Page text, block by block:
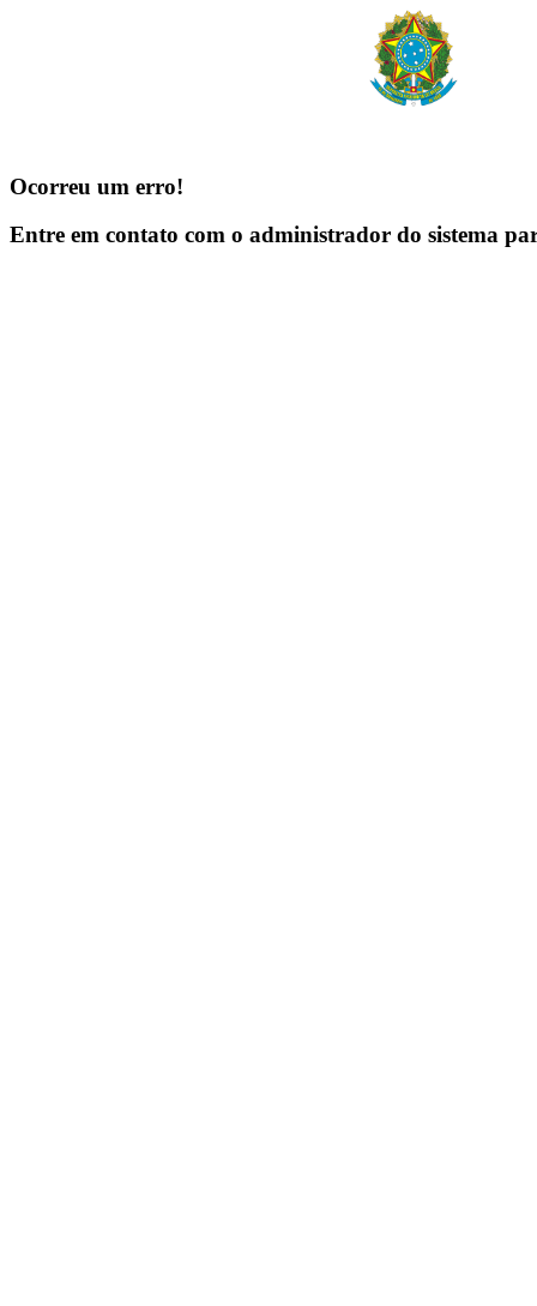
Ocorreu um erro!
Entre em contato com o administrador do sistema